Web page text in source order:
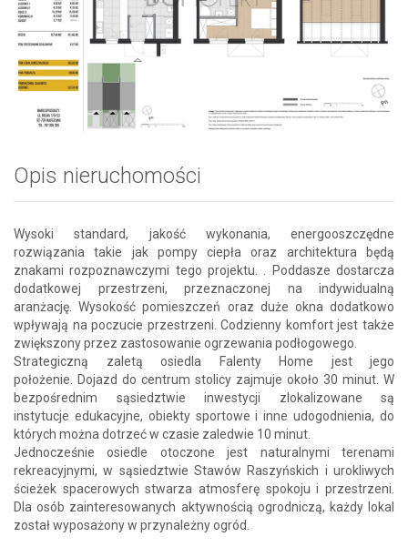
Opis nieruchomości
Wysoki standard, jakość wykonania, energooszczędne
rozwiązania takie jak pompy ciepła oraz architektura będą
znakami rozpoznawczymi tego projektu. . Poddasze dostarcza
dodatkowej przestrzeni, przeznaczonej na indywidualną
aranżację. Wysokość pomieszczeń oraz duże okna dodatkowo
wpływają na poczucie przestrzeni. Codzienny komfort jest także
zwiększony przez zastosowanie ogrzewania podłogowego.
Strategiczną zaletą osiedla Falenty Home jest jego
położenie. Dojazd do centrum stolicy zajmuje około 30 minut. W
bezpośrednim sąsiedztwie inwestycji zlokalizowane są
instytucje edukacyjne, obiekty sportowe i inne udogodnienia, do
których można dotrzeć w czasie zaledwie 10 minut.
Jednocześnie osiedle otoczone jest naturalnymi terenami
rekreacyjnymi, w sąsiedztwie Stawów Raszyńskich i urokliwych
ścieżek spacerowych stwarza atmosferę spokoju i przestrzeni.
Dla osób zainteresowanych aktywnością ogrodniczą, każdy lokal
został wyposażony w przynależny ogród.